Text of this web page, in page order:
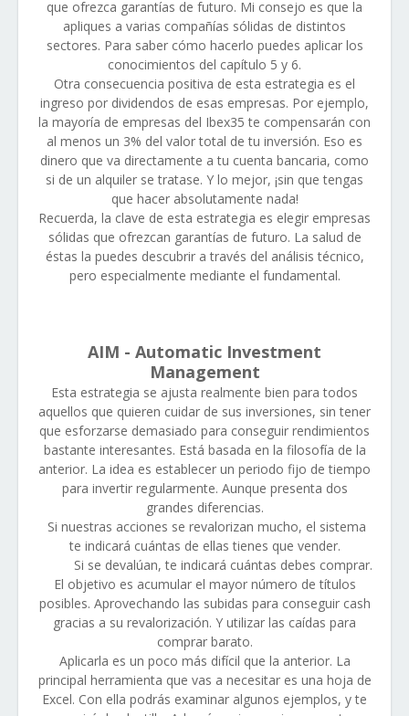
que ofrezca garantías de futuro. Mi consejo es que la
apliques a varias compañías sólidas de distintos
sectores. Para saber cómo hacerlo puedes aplicar los
conocimientos del capítulo 5 y 6.
Otra consecuencia positiva de esta estrategia es el
ingreso por dividendos de esas empresas. Por ejemplo,
la mayoría de empresas del Ibex35 te compensarán con
al menos un 3% del valor total de tu inversión. Eso es
dinero que va directamente a tu cuenta bancaria, como
si de un alquiler se tratase. Y lo mejor, ¡sin que tengas
que hacer absolutamente nada!
Recuerda, la clave de esta estrategia es elegir empresas
sólidas que ofrezcan garantías de futuro. La salud de
éstas la puedes descubrir a través del análisis técnico,
pero especialmente mediante el fundamental.
AIM - Automatic Investment
Management
Esta estrategia se ajusta realmente bien para todos
aquellos que quieren cuidar de sus inversiones, sin tener
que esforzarse demasiado para conseguir rendimientos
bastante interesantes. Está basada en la filosofía de la
anterior. La idea es establecer un periodo fijo de tiempo
para invertir regularmente. Aunque presenta dos
grandes diferencias.
Si nuestras acciones se revalorizan mucho, el sistema
te indicará cuántas de ellas tienes que vender.
Si se devalúan, te indicará cuántas debes comprar.
El objetivo es acumular el mayor número de títulos
posibles. Aprovechando las subidas para conseguir cash
gracias a su revalorización. Y utilizar las caídas para
comprar barato.
Aplicarla es un poco más difícil que la anterior. La
principal herramienta que vas a necesitar es una hoja de
Excel. Con ella podrás examinar algunos ejemplos, y te